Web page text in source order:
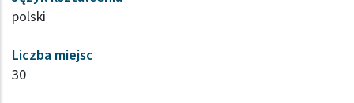
polski
Liczba miejsc
30